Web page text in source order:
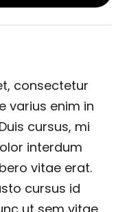
consectetur
varius enim in
cursus, mi
interdum
vitae erat.
cursus id